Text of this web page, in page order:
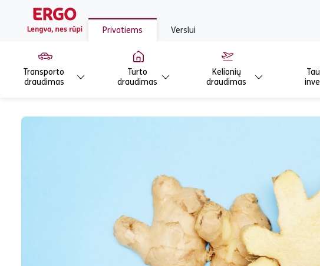
Privatiems Verslui
Transporto
draudimas
Turto
draudimas
Kelionių
draudimas